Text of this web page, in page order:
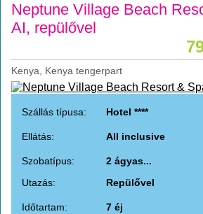
Neptune Village Beach
AI, repülővel
Kenya, Kenya tengerpart
Szállás típusa: Hotel ****
Ellátás: All inclusive
Szobatípus:
2 ágyas...
Utazás:
Repülővel
Időtartam: 7 éj